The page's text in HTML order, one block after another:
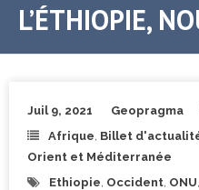
L’ÉTHIOPIE,
Juil 9, 2021 Geopragma
Afrique Billet
Orient et Méditerranée
Ethiopie Occident ONU